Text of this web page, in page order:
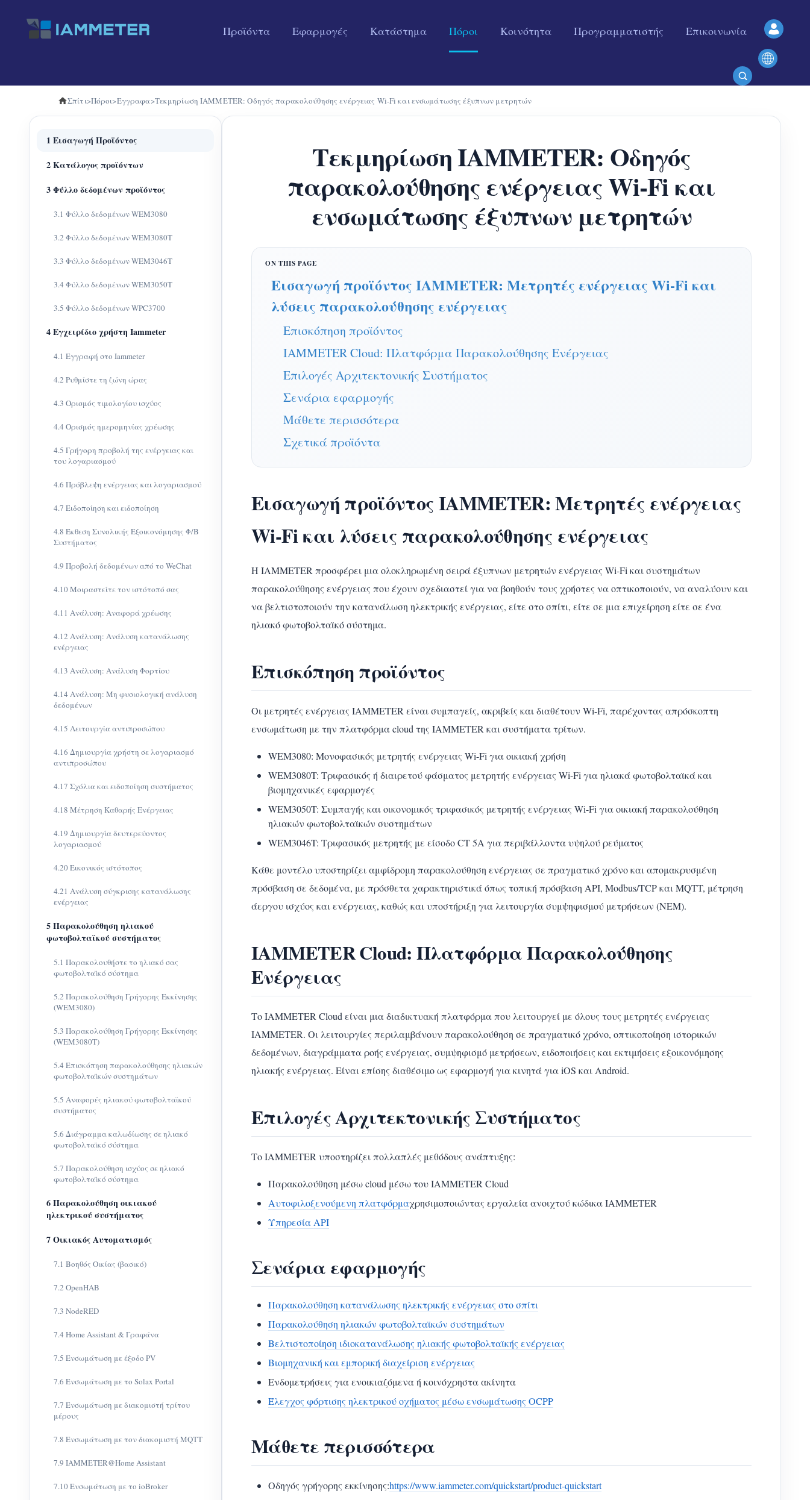
Προϊόντα Εφαρμογές Κατάστημα Πόροι Κοινότητα Προγραμματιστής Επικοινωνία
Σπίτι>Πόροι>Εγγραφα>Τεκμηρίωση IAMMETER: Οδηγός παρακολούθησης ενέργειας Wi-Fi και ενσωμάτωσης έξυπνων μετρητών
1 Εισαγωγή Προϊόντος
2 Κατάλογος προϊόντων
3 Φύλλο δεδομένων προϊόντος
3.1 Φύλλο δεδομένων WEM3080
3.2 Φύλλο δεδομένων WEM3080T
3.3 Φύλλο δεδομένων WEM3046T
3.4 Φύλλο δεδομένων WEM3050T
3.5 Φύλλο δεδομένων WPC3700
4 Εγχειρίδιο χρήστη Iammeter
4.1 Εγγραφή στο Iammeter
4.2 Ρυθμίστε τη ζώνη ώρας
4.3 Ορισμός τιμολογίου ισχύος
4.4 Ορισμός ημερομηνίας χρέωσης
4.5 Γρήγορη προβολή της ενέργειας και
του λογαριασμού
4.6 Πρόβλεψη ενέργειας και λογαριασμού
4.7 Ειδοποίηση και ειδοποίηση
4.8 Έκθεση Συνολικής Εξοικονόμησης Φ/Β
Συστήματος
4.9 Προβολή δεδομένων από το WeChat
4.10 Μοιραστείτε τον ιστότοπό σας
4.11 Ανάλυση: Αναφορά χρέωσης
4.12 Ανάλυση: Ανάλυση κατανάλωσης
ενέργειας
4.13 Ανάλυση: Ανάλυση Φορτίου
4.14 Ανάλυση: Μη φυσιολογική ανάλυση
δεδομένων
4.15 Λειτουργία αντιπροσώπου
4.16 Δημιουργία χρήστη σε λογαριασμό
αντιπροσώπου
4.17 Σχόλια και ειδοποίηση συστήματος
4.18 Μέτρηση Καθαρής Ενέργειας
4.19 Δημιουργία δευτερεύοντος
λογαριασμού
4.20 Εικονικός ιστότοπος
4.21 Ανάλυση σύγκρισης κατανάλωσης
ενέργειας
5 Παρακολούθηση ηλιακού
φωτοβολταϊκού συστήματος
5.1 Παρακολουθήστε το ηλιακό σας
φωτοβολταϊκό σύστημα
5.2 Παρακολούθηση Γρήγορης Εκκίνησης
(WEM3080)
5.3 Παρακολούθηση Γρήγορης Εκκίνησης
(WEM3080T)
5.4 Επισκόπηση παρακολούθησης ηλιακών
φωτοβολταϊκών συστημάτων
5.5 Αναφορές ηλιακού φωτοβολταϊκού
συστήματος
5.6 Διάγραμμα καλωδίωσης σε ηλιακό
φωτοβολταϊκό σύστημα
5.7 Παρακολούθηση ισχύος σε ηλιακό
φωτοβολταϊκό σύστημα
6 Παρακολούθηση οικιακού
ηλεκτρικού συστήματος
7 Οικιακός Αυτοματισμός
7.1 Βοηθός Οικίας (βασικό)
7.2 OpenHAB
7.3 NodeRED
7.4 Home Assistant & Γραφάνα
7.5 Ενσωμάτωση με έξοδο PV
7.6 Ενσωμάτωση με το Solax Portal
7.7 Ενσωμάτωση με διακομιστή τρίτου
μέρους
7.8 Ενσωμάτωση με τον διακομιστή MQTT
7.9 IAMMETER@Home Assistant
7.10 Ενσωμάτωση με το ioBroker
Τεκμηρίωση IAMMETER: Οδηγός
παρακολούθησης ενέργειας Wi-Fi και
ενσωμάτωσης έξυπνων μετρητών
Εισαγωγή προϊόντος IAMMETER: Μετρητές ενέργειας Wi-Fi και
λύσεις παρακολούθησης ενέργειας
Επισκόπηση προϊόντος
IAMMETER Cloud: Πλατφόρμα Παρακολούθησης Ενέργειας
Επιλογές Αρχιτεκτονικής Συστήματος
Σενάρια εφαρμογής
Μάθετε περισσότερα
Σχετικά προϊόντα
Εισαγωγή προϊόντος IAMMETER: Μετρητές ενέργειας
Wi-Fi και λύσεις παρακολούθησης ενέργειας
Η IAMMETER προσφέρει μια ολοκληρωμένη σειρά έξυπνων μετρητών ενέργειας Wi-Fi και συστημάτων
παρακολούθησης ενέργειας που έχουν σχεδιαστεί για να βοηθούν τους χρήστες να οπτικοποιούν, να αναλύουν και
να βελτιστοποιούν την κατανάλωση ηλεκτρικής ενέργειας, είτε στο σπίτι, είτε σε μια επιχείρηση είτε σε ένα
ηλιακό φωτοβολταϊκό σύστημα.
Επισκόπηση προϊόντος
Οι μετρητές ενέργειας IAMMETER είναι συμπαγείς, ακριβείς και διαθέτουν Wi-Fi, παρέχοντας απρόσκοπτη
ενσωμάτωση με την πλατφόρμα cloud της IAMMETER και συστήματα τρίτων.
WEM3080: Μονοφασικός μετρητής ενέργειας Wi-Fi για οικιακή χρήση
WEM3080T: Τριφασικός ή διαιρετού φάσματος μετρητής ενέργειας Wi-Fi για ηλιακά φωτοβολταϊκά και
βιομηχανικές εφαρμογές
WEM3050T: Συμπαγής και οικονομικός τριφασικός μετρητής ενέργειας Wi-Fi για οικιακή παρακολούθηση
ηλιακών φωτοβολταϊκών συστημάτων
WEM3046T: Τριφασικός μετρητής με είσοδο CT 5A για περιβάλλοντα υψηλού ρεύματος
Κάθε μοντέλο υποστηρίζει αμφίδρομη παρακολούθηση ενέργειας σε πραγματικό χρόνο και απομακρυσμένη
πρόσβαση σε δεδομένα, με πρόσθετα χαρακτηριστικά όπως τοπική πρόσβαση API, Modbus/TCP και MQTT, μέτρηση
άεργου ισχύος και ενέργειας, καθώς και υποστήριξη για λειτουργία συμψηφισμού μετρήσεων (NEM).
IAMMETER Cloud: Πλατφόρμα Παρακολούθησης
Ενέργειας
Το IAMMETER Cloud είναι μια διαδικτυακή πλατφόρμα που λειτουργεί με όλους τους μετρητές ενέργειας
IAMMETER. Οι λειτουργίες περιλαμβάνουν παρακολούθηση σε πραγματικό χρόνο, οπτικοποίηση ιστορικών
δεδομένων, διαγράμματα ροής ενέργειας, συμψηφισμό μετρήσεων, ειδοποιήσεις και εκτιμήσεις εξοικονόμησης
ηλιακής ενέργειας. Είναι επίσης διαθέσιμο ως εφαρμογή για κινητά για iOS και Android.
Επιλογές Αρχιτεκτονικής Συστήματος
Το IAMMETER υποστηρίζει πολλαπλές μεθόδους ανάπτυξης:
Παρακολούθηση μέσω cloud μέσω του IAMMETER Cloud
Αυτοφιλοξενούμενη πλατφόρμαχρησιμοποιώντας εργαλεία ανοιχτού κώδικα IAMMETER
Υπηρεσία API
Σενάρια εφαρμογής
Παρακολούθηση κατανάλωσης ηλεκτρικής ενέργειας στο σπίτι
Παρακολούθηση ηλιακών φωτοβολταϊκών συστημάτων
Βελτιστοποίηση ιδιοκατανάλωσης ηλιακής φωτοβολταϊκής ενέργειας
Βιομηχανική και εμπορική διαχείριση ενέργειας
Ενδομετρήσεις για ενοικιαζόμενα ή κοινόχρηστα ακίνητα
Έλεγχος φόρτισης ηλεκτρικού οχήματος μέσω ενσωμάτωσης OCPP
Μάθετε περισσότερα
Οδηγός γρήγορης εκκίνησης:https://www.iammeter.com/quickstart/product-quickstart